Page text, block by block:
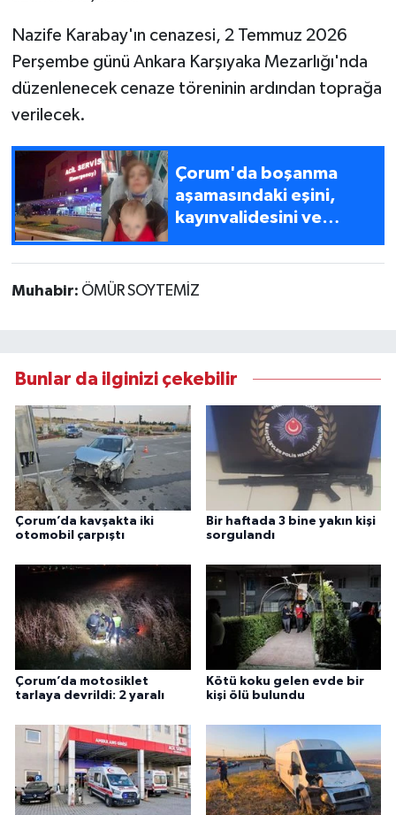
Nazife Karabay'ın cenazesi, 2 Temmuz 2026
Perşembe günü Ankara Karşıyaka Mezarlığı'nda
düzenlenecek cenaze töreninin ardından toprağa
verilecek.
Çorum'da boşanma
aşamasındaki eşini,
kayınvalidesini ve
polis gözaltına alındı
Muhabir: ÖMÜR SOYTEMİZ
Bunlar da ilginizi çekebilir
Çorum’da kavşakta iki
otomobil çarpıştı
Bir haftada 3 bine yakın kişi
sorgulandı
Çorum’da motosiklet
tarlaya devrildi: 2 yaralı
Kötü koku gelen evde bir
kişi ölü bulundu